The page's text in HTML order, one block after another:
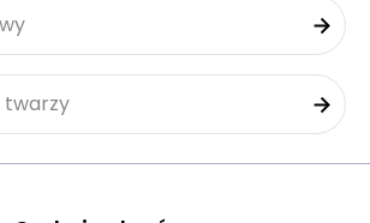
twarzy